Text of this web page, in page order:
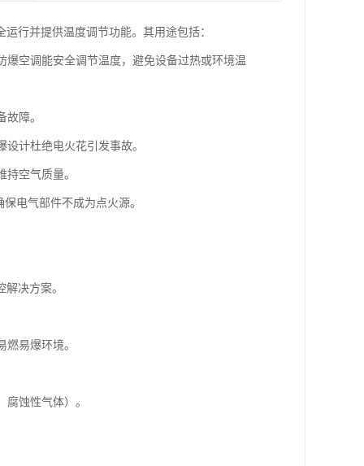
行并提供温度调节功能。其用途包括：
空调能安全调节温度，避免设备过热或环境温
障。
计杜绝电火花引发事故。
空气质量。
电气部件不成为点火源。
决方案。
易爆环境。
蚀性气体）。